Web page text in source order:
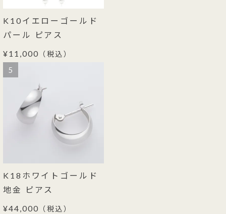
K10イエローゴールド
パール ピアス
¥11,000 （税込）
5
K18ホワイトゴールド
地金 ピアス
¥44,000 （税込）